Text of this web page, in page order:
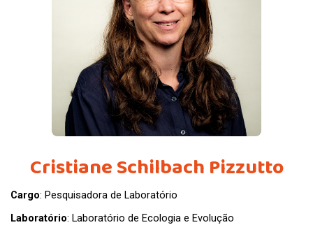
Cristiane Schilbach Pizzutto
Cargo: Pesquisadora de Laboratório
Laboratório: Laboratório de Ecologia e Evolução